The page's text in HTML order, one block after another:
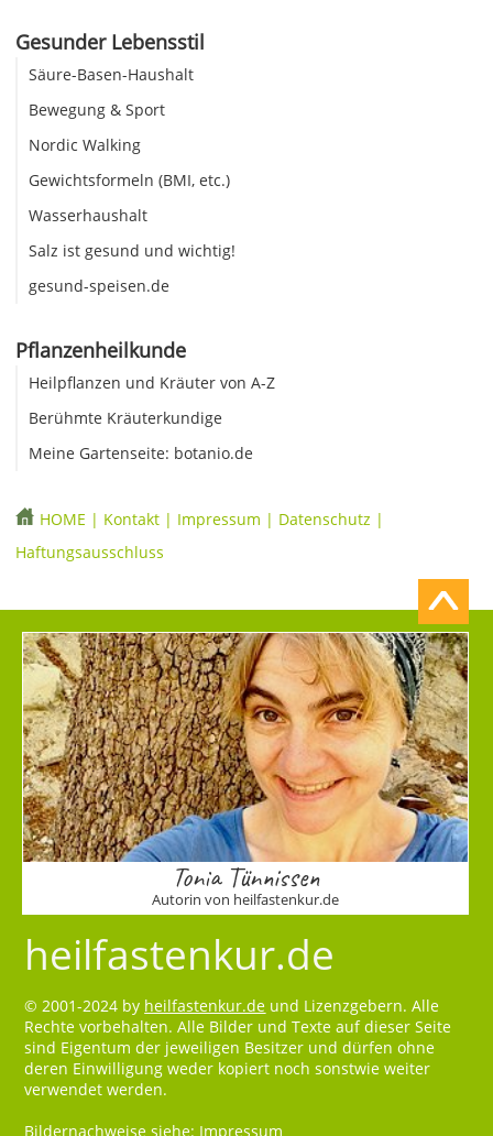
Gesunder Lebensstil
Säure-Basen-Haushalt
Bewegung & Sport
Nordic Walking
Gewichtsformeln (BMI, etc.)
Wasserhaushalt
Salz ist gesund und wichtig!
gesund-speisen.de
Pflanzenheilkunde
Heilpflanzen und Kräuter von A-Z
Berühmte Kräuterkundige
Meine Gartenseite: botanio.de
HOME | Kontakt | Impressum | Datenschutz |
Haftungsausschluss
Tonia Tünnissen
Autorin von heilfastenkur.de
heilfastenkur.de
© 2001-2024 by heilfastenkur.de und Lizenzgebern. Alle
Rechte vorbehalten. Alle Bilder und Texte auf dieser Seite
sind Eigentum der jeweiligen Besitzer und dürfen ohne
deren Einwilligung weder kopiert noch sonstwie weiter
verwendet werden.
Bildernachweise siehe: Impressum